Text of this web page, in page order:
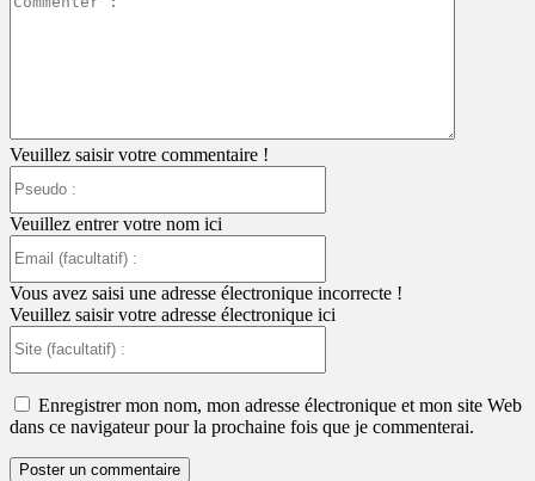
Veuillez saisir votre commentaire !
Veuillez entrer votre nom ici
:
Vous avez saisi une adresse électronique incorrecte !
Veuillez saisir votre adresse électronique ici
:
Enregistrer mon nom, mon adresse électronique et mon site Web
dans ce navigateur pour la prochaine fois que je commenterai.